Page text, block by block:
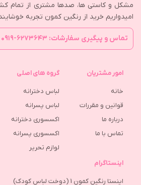
مشکل و کاستی ها، صدها مشتری از تمام
امیدواریم خرید از رنگین کمون تجربه
تماس و پیگیری سفارشات: ۶۲۷۳۶۴۳-۰۹۱۹
امور مشتریان
خانه
قوانین و مقررات
درباره ما
تماس با ما
گروه های اصلی
لباس دخترانه
لباس پسرانه
اکسسوری دخترانه
اکسسوری پسرانه
لوازم تحریر
اینستاگرام
اینستا رنگین کمون 1 (دوخت لباس کودک)